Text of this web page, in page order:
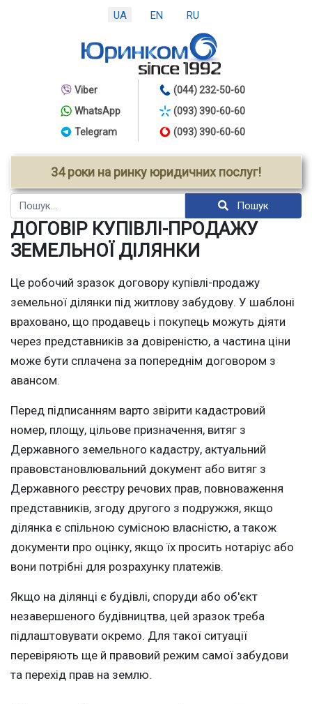
UA EN RU
Viber
WhatsApp
Telegram
(044) 232-50-60
(093) 390-60-60
(093) 390-60-60
34 роки на ринку юридичних послуг!
Пошук Пошук
ДОГОВІР КУПІВЛІ-ПРОДАЖУ
ЗЕМЕЛЬНОЇ ДІЛЯНКИ
Це робочий зразок договору купівлі-продажу
земельної ділянки під житлову забудову. У шаблоні
враховано, що продавець і покупець можуть діяти
через представників за довіреністю, а частина ціни
може бути сплачена за попереднім договором з
авансом.
Перед підписанням варто звірити кадастровий
номер, площу, цільове призначення, витяг з
Державного земельного кадастру, актуальний
правовстановлювальний документ або витяг з
Державного реєстру речових прав, повноваження
представників, згоду другого з подружжя, якщо
ділянка є спільною сумісною власністю, а також
документи про оцінку, якщо їх просить нотаріус або
вони потрібні для розрахунку платежів.
Якщо на ділянці є будівлі, споруди або об'єкт
незавершеного будівництва, цей зразок треба
підлаштовувати окремо. Для такої ситуації
перевіряють ще й правовий режим самої забудови
та перехід прав на землю.